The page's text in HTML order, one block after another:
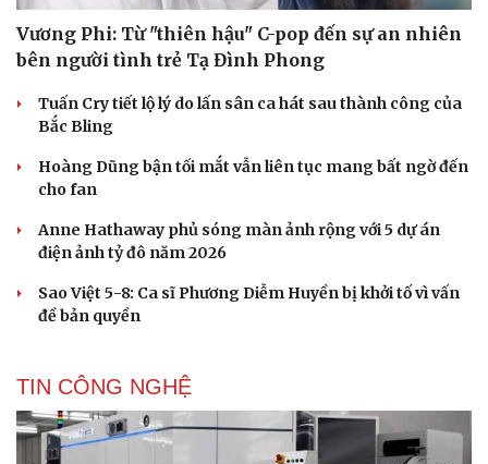
Vương Phi: Từ "thiên hậu" C-pop đến sự an nhiên
bên người tình trẻ Tạ Đình Phong
Tuấn Cry tiết lộ lý do lấn sân ca hát sau thành công của
Bắc Bling
Hoàng Dũng bận tối mắt vẫn liên tục mang bất ngờ đến
cho fan
Anne Hathaway phủ sóng màn ảnh rộng với 5 dự án
điện ảnh tỷ đô năm 2026
Sao Việt 5-8: Ca sĩ Phương Diễm Huyền bị khởi tố vì vấn
đề bản quyền
TIN CÔNG NGHỆ